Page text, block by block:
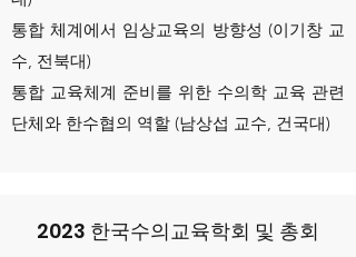
통합 체계에서 임상교육의 방향성 (이기창 교
수, 전북대)
통합 교육체계 준비를 위한 수의학 교육 관련
단체와 한수협의 역할 (남상섭 교수, 건국대)
2023 한국수의교육학회 및 총회